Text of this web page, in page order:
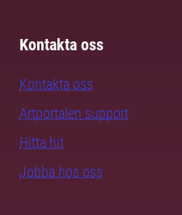
Kontakta oss
Kontakta oss
Artportalen support
Hitta hit
Jobba hos oss